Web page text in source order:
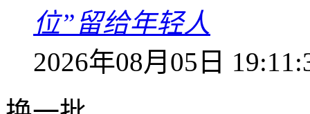
位”留给年轻人
2026年08月05日